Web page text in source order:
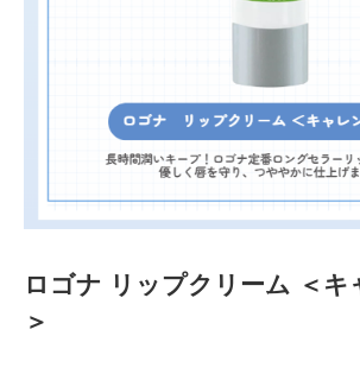
ロゴナ リップクリーム ＜キ
＞